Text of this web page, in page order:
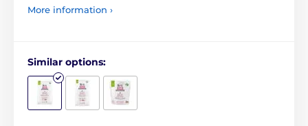
More information ›
Similar options: